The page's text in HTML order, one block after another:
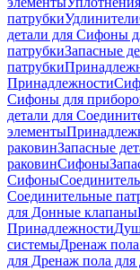
патрубкиУдлинители
детали для Сифоны
патрубкиЗапасные
патрубки
Принадлежности
Сифоны для
детали для
элементы
раковинЗапасные
раковинСифоны
Сифоны
Соединительные
для Донные клапаны
Принадлежности
системыДренаж
для Дренаж пола